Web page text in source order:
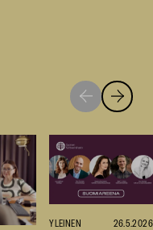
Siirry
seuraavaan
Siirry
YLEINEN 26.5.2026